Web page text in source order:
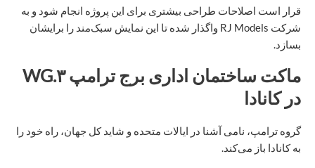
قرار است اصلاحات طراحی بیشتری برای این پروژه انجام شود و به
شرکت RJ Models واگذار شده تا این نمایش سبک‌مند را برایشان
بسازد.
ماکت ساختمان اداری برج ترامپ ۳.WG
در کانادا
گروه ترامپ، نامی آشنا در ایالات متحده و شاید کل جهان، راه خود را
به کانادا باز می‌کند.